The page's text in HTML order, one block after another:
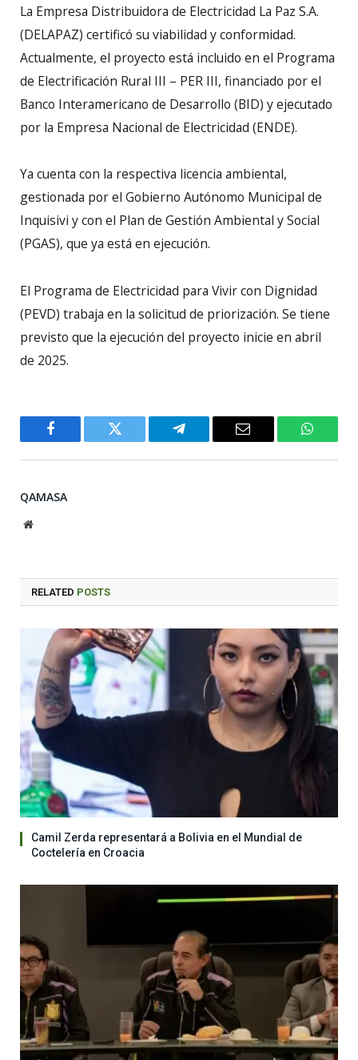
La Empresa Distribuidora de Electricidad La Paz S.A.
(DELAPAZ) certificó su viabilidad y conformidad.
Actualmente, el proyecto está incluido en el Programa
de Electrificación Rural III – PER III, financiado por el
Banco Interamericano de Desarrollo (BID) y ejecutado
por la Empresa Nacional de Electricidad (ENDE).
Ya cuenta con la respectiva licencia ambiental,
gestionada por el Gobierno Autónomo Municipal de
Inquisivi y con el Plan de Gestión Ambiental y Social
(PGAS), que ya está en ejecución.
El Programa de Electricidad para Vivir con Dignidad
(PEVD) trabaja en la solicitud de priorización. Se tiene
previsto que la ejecución del proyecto inicie en abril
de 2025.
Facebook Twitter Telegram Email
QAMASA
Website
RELATED POSTS
Camil Zerda representará a Bolivia en el Mundial de
Coctelería en Croacia